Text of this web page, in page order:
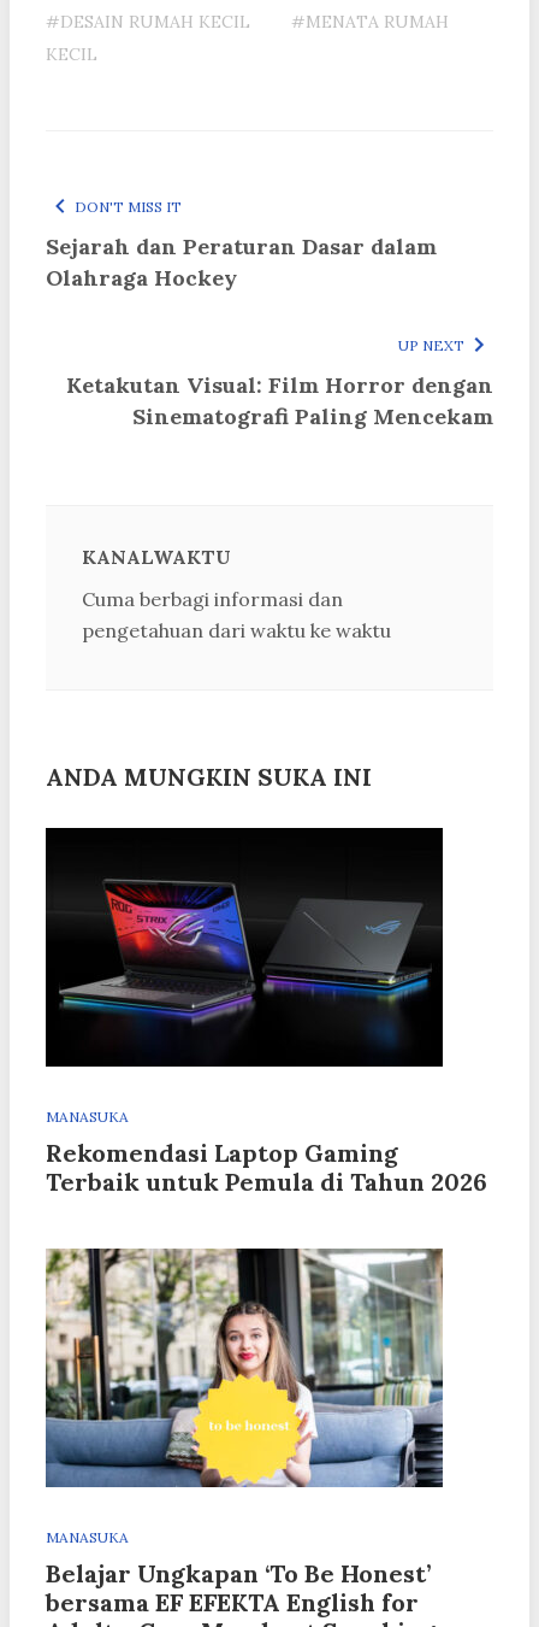
#DESAIN RUMAH KECIL
#MENATA RUMAH
KECIL
DON'T MISS IT
Sejarah dan Peraturan Dasar dalam
Olahraga Hockey
UP NEXT
Ketakutan Visual: Film Horror dengan
Sinematografi Paling Mencekam
KANALWAKTU
Cuma berbagi informasi dan
pengetahuan dari waktu ke waktu
ANDA MUNGKIN SUKA INI
MANASUKA
Rekomendasi Laptop Gaming
Terbaik untuk Pemula di Tahun 2026
MANASUKA
Belajar Ungkapan ‘To Be Honest’
bersama EF EFEKTA English for